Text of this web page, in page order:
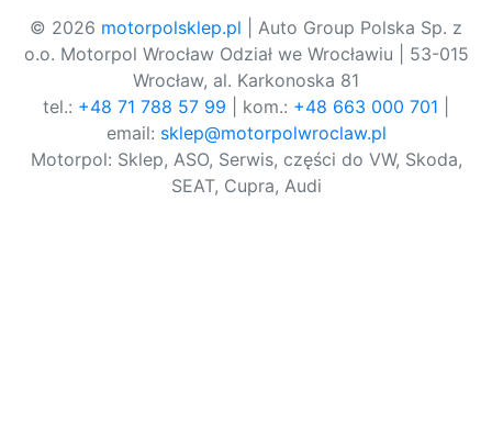
© 2026 motorpolsklep.pl | Auto Group Polska Sp. z
o.o. Motorpol Wrocław Odział we Wrocławiu | 53-015
Wrocław, al. Karkonoska 81
tel.: +48 71 788 57 99 | kom.: +48 663 000 701
email: sklep@motorpolwroclaw.pl
Motorpol: Sklep, ASO, Serwis, części do VW, Skoda,
SEAT, Cupra, Audi